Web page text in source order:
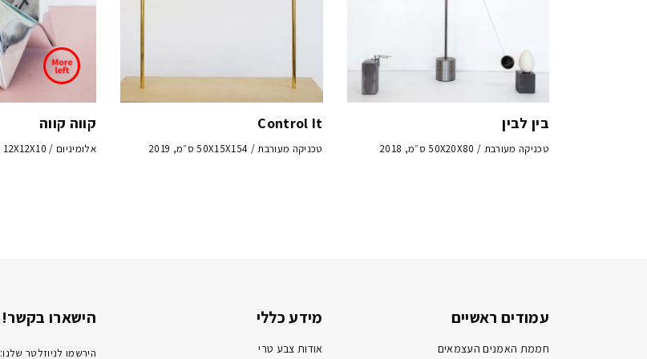
בין לבין
טכניקה מעורבת / 50X20X80 ס״מ, 2018
Control It
טכניקה מעורבת / 50X15X154 ס״מ, 2019
קווה קווה
אלומיניום / 12X12X10 ס״מ, 2018
עמודים ראשיים
חממת האמנים העצמאים
מידע כללי
אודות צבע טרי
הישארו בקשר!
הירשמו לניוזלטר שלנו: